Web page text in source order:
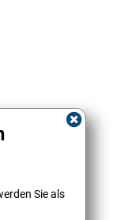
IHK
Sie als
Immobilien